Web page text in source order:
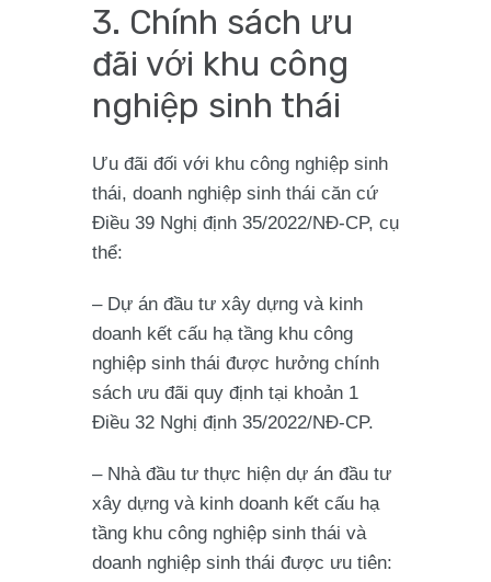
3. Chính sách ưu
đãi với khu công
nghiệp sinh thái
Ưu đãi đối với khu công nghiệp sinh
thái, doanh nghiệp sinh thái căn cứ
Điều 39 Nghị định 35/2022/NĐ-CP, cụ
thể:
– Dự án đầu tư xây dựng và kinh
doanh kết cấu hạ tầng khu công
nghiệp sinh thái được hưởng chính
sách ưu đãi quy định tại khoản 1
Điều 32 Nghị định 35/2022/NĐ-CP.
– Nhà đầu tư thực hiện dự án đầu tư
xây dựng và kinh doanh kết cấu hạ
tầng khu công nghiệp sinh thái và
doanh nghiệp sinh thái được ưu tiên: